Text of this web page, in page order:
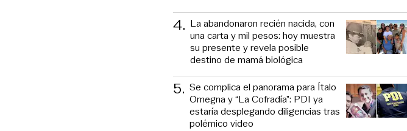
4. La abandonaron recién nacida, con
una carta y mil pesos: hoy muestra
su presente y revela posible
destino de mamá biológica
5. Se complica el panorama para Ítalo
Omegna y “La Cofradía”: PDI ya
estaría desplegando diligencias tras
polémico video